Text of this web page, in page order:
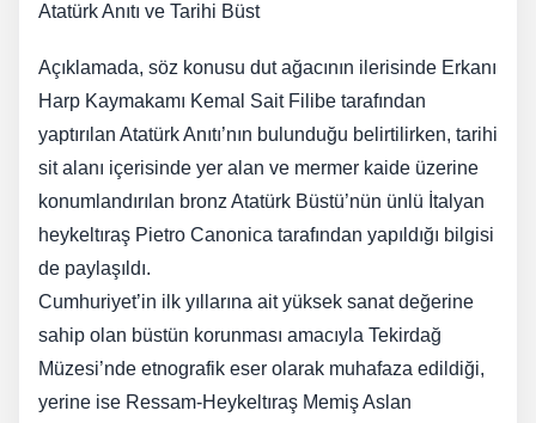
Atatürk Anıtı ve Tarihi Büst
Açıklamada, söz konusu dut ağacının ilerisinde Erkanı
Harp Kaymakamı Kemal Sait Filibe tarafından
yaptırılan Atatürk Anıtı’nın bulunduğu belirtilirken, tarihi
sit alanı içerisinde yer alan ve mermer kaide üzerine
konumlandırılan bronz Atatürk Büstü’nün ünlü İtalyan
heykeltıraş Pietro Canonica tarafından yapıldığı bilgisi
de paylaşıldı.
Cumhuriyet’in ilk yıllarına ait yüksek sanat değerine
sahip olan büstün korunması amacıyla Tekirdağ
Müzesi’nde etnografik eser olarak muhafaza edildiği,
yerine ise Ressam-Heykeltıraş Memiş Aslan